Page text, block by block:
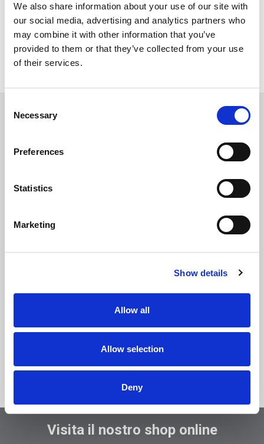
We also share information about your use of our site with
our social media, advertising and analytics partners who
may combine it with other information that you’ve
provided to them or that they’ve collected from your use
of their services.
Selection
Necessary
Preferences
Statistics
Marketing
Show details
Allow all
Allow selection
Deny
resistenze agli agenti atmosferici, gelo e disgelo,
all’attacco dei sali decongelanti e lo rende
idrorepellente.
Risponde ai requisiti definiti nella normativa UNI EN
13813
SCARICARE LA DICHIARAZIONE DI PRESTAZIONE
Visita il nostro shop online